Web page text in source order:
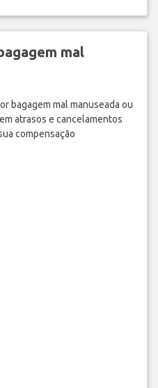
mal
bagagem mal manuseada ou
atrasos e cancelamentos
compensação